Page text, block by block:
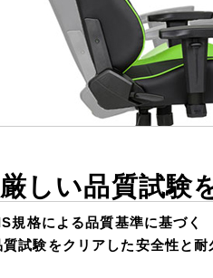
厳しい品質試験
規格による品質基準に基づく
質試験をクリアした安全性と耐